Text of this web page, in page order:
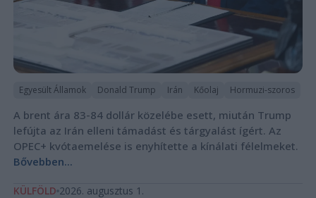
Egyesült Államok Donald Trump Irán Kőolaj Hormuzi-szoros
A brent ára 83-84 dollár közelébe esett, miután Trump
lefújta az Irán elleni támadást és tárgyalást ígért. Az
OPEC+ kvótaemelése is enyhítette a kínálati félelmeket.
Bővebben...
KÜLFÖLD 2026. augusztus 1.